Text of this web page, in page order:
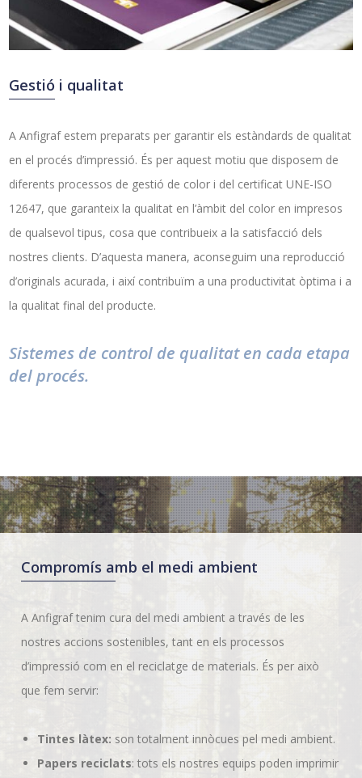
Gestió i qualitat
A Anfigraf estem preparats per garantir els estàndards de qualitat
en el procés d’impressió. És per aquest motiu que disposem de
diferents processos de gestió de color i del certificat UNE-ISO
12647, que garanteix la qualitat en l’àmbit del color en impresos
de qualsevol tipus, cosa que contribueix a la satisfacció dels
nostres clients. D’aquesta manera, aconseguim una reproducció
d’originals acurada, i així contribuïm a una productivitat òptima i a
la qualitat final del producte.
Sistemes de control de qualitat en cada etapa
del procés.
Compromís amb el medi ambient
A Anfigraf tenim cura del medi ambient a través de les
nostres accions sostenibles, tant en els processos
d’impressió com en el reciclatge de materials. És per això
que fem servir:
Tintes làtex: son totalment innòcues pel medi ambient.
Papers reciclats: tots els nostres equips poden imprimir